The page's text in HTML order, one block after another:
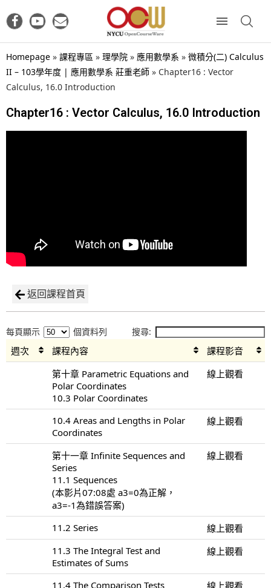
Homepage » 課程專區 » 理學院 » 應用數學系 » 微積分(二) Calculus
II – 103學年度 | 應用數學系 莊重老師 » Chapter16 : Vector
Calculus, 16.0 Introduction
Chapter16 : Vector Calculus, 16.0 Introduction
返回課程首頁
每頁顯示 個資料列 搜尋:
週次 課程內容
課程影音
第十章 Parametric Equations and
Polar Coordinates
10.3 Polar Coordinates
線上觀看
10.4 Areas and Lengths in Polar
Coordinates
線上觀看
第十一章 Infinite Sequences and
Series
11.1 Sequences
(本影片07:08處 a3=0為正解，
a3=-1為錯誤答案)
線上觀看
11.2 Series
線上觀看
11.3 The Integral Test and
Estimates of Sums
線上觀看
11.4 The Comparison Tests
線上觀看